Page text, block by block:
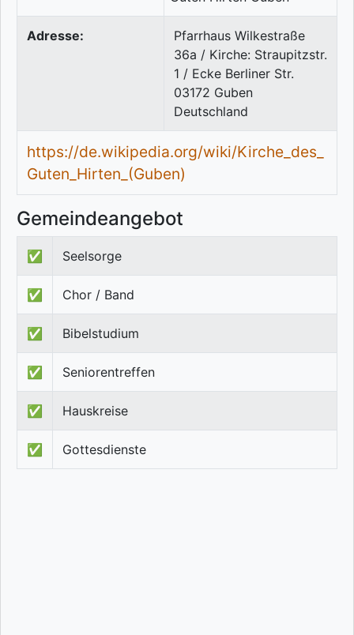
Adresse:
Pfarrhaus Wilkestraße
36a / Kirche: Straupitzstr.
1 / Ecke Berliner Str.
03172 Guben
Deutschland
https://de.wikipedia.org/wiki/Kirche_des_
Guten_Hirten_(Guben)
Gemeindeangebot
✅ Seelsorge
✅ Chor / Band
✅ Bibelstudium
✅ Seniorentreffen
✅ Hauskreise
✅ Gottesdienste